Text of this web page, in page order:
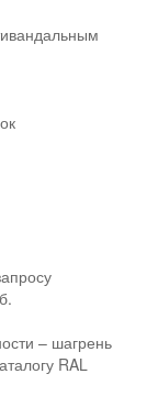
– шагрень
RAL